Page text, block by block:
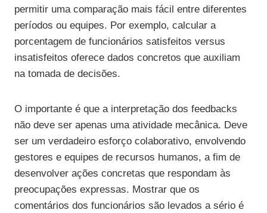
permitir uma comparação mais fácil entre diferentes
períodos ou equipes. Por exemplo, calcular a
porcentagem de funcionários satisfeitos versus
insatisfeitos oferece dados concretos que auxiliam
na tomada de decisões.
O importante é que a interpretação dos feedbacks
não deve ser apenas uma atividade mecânica. Deve
ser um verdadeiro esforço colaborativo, envolvendo
gestores e equipes de recursos humanos, a fim de
desenvolver ações concretas que respondam às
preocupações expressas. Mostrar que os
comentários dos funcionários são levados a sério é